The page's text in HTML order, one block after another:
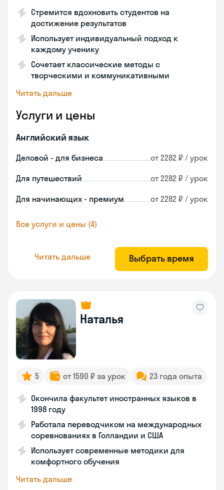
Стремится вдохновить студентов на
достижение результатов
Использует индивидуальный подход к
каждому ученику
Сочетает классические методы с
творческими и коммуникативными
Читать дальше
Услуги и цены
Английский язык
Деловой - для бизнеса от 2282 ₽ / урок
Для путешествий от 2282 ₽ / урок
Для начинающих - премиум от 2282 ₽ / урок
Все услуги и цены (4)
Читать дальше Выбрать время
Наталья
5 от 1590 ₽ за урок 23 года опыта
Окончила факультет иностранных языков в
1998 году
Работала переводчиком на международных
соревнованиях в Голландии и США
Использует современные методики для
комфортного обучения
Читать дальше